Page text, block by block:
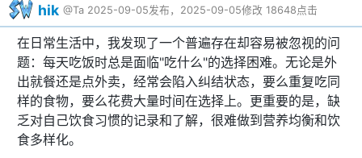
hik @Ta 2025-09-05发布，2025-09-05修改 18648点击
在日常生活中，我发现了一个普遍存在却容易被忽视的问
题：每天吃饭时总是面临"吃什么"的选择困难。无论是外
出就餐还是点外卖，经常会陷入纠结状态，要么重复吃同
样的食物，要么花费大量时间在选择上。更重要的是，缺
乏对自己饮食习惯的记录和了解，很难做到营养均衡和饮
食多样化。